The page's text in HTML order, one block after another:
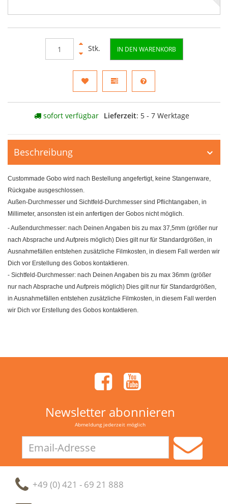
Stk. IN DEN WARENKORB
sofort verfügbar Lieferzeit: 5 - 7 Werktage
Beschreibung
Custommade Gobo wird nach Bestellung angefertigt, keine Stangenware,
Rückgabe ausgeschlossen.
Außen-Durchmesser und Sichtfeld-Durchmesser sind Pflichtangaben, in
Millimeter, ansonsten ist ein anfertigen der Gobos nicht möglich.
- Außendurchmesser: nach Deinen Angaben bis zu max 37,5mm (größer nur
nach Absprache und Aufpreis möglich) Dies gilt nur für Standardgrößen, in
Ausnahmefällen entstehen zusätzliche Filmkosten, in diesem Fall werden wir
Dich vor Erstellung des Gobos kontaktieren.
- Sichtfeld-Durchmesser: nach Deinen Angaben bis zu max 36mm (größer
nur nach Absprache und Aufpreis möglich) Dies gilt nur für Standardgrößen,
in Ausnahmefällen entstehen zusätzliche Filmkosten, in diesem Fall werden
wir Dich vor Erstellung des Gobos kontaktieren.
Newsletter abonnieren
Abmeldung jederzeit möglich
Adresse
+49 (0) 421 - 69 21 888